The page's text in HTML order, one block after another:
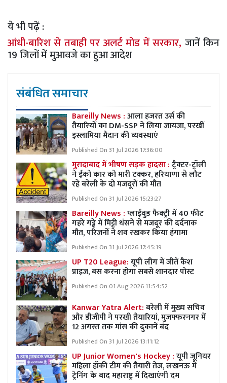
ये भी पढ़ें :
आंधी-बारिश से तबाही पर अलर्ट मोड में सरकार, जानें किन
19 जिलों में मुआवजे का हुआ आदेश
संबंधित समाचार
Bareilly News :आला हजरत उर्स की
तैयारियों का DM-SSP ने लिया जायजा, परखीं
इस्लामिया मैदान की व्यवस्थाएं
Published On 31 Jul 2026 17:36:00
मुरादाबाद में भीषण सड़क हादसा :ट्रैक्टर-ट्रॉली
ने ईको कार को मारी टक्कर, हरियाणा से लौट
रहे बरेली के दो मजदूरों की मौत
Published On 31 Jul 2026 15:23:27
Bareilly News :प्लाईवुड फैक्ट्री में 40 फीट
गहरे गड्ढे में मिट्टी धंसने से मजदूर की दर्दनाक
मौत, परिजनों ने शव रखकर किया हंगामा
Published On 31 Jul 2026 17:45:19
UP T20 League:यूपी लीग में जीतें कैश
प्राइज, बस करना होगा सबसे शानदार पोस्ट
Published On 01 Aug 2026 11:54:52
Kanwar Yatra Alert:बरेली में मुख्य सचिव
और डीजीपी ने परखी तैयारियां, मुजफ्फरनगर में
12 अगस्त तक मांस की दुकानें बंद
Published On 31 Jul 2026 13:11:12
UP Junior Women's Hockey :यूपी जूनियर
महिला हॉकी टीम की तैयारी तेज, लखनऊ में
ट्रेनिंग के बाद महाराष्ट्र में दिखाएंगी दम